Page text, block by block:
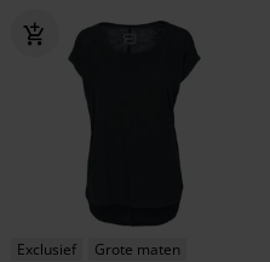
Exclusief Grote maten